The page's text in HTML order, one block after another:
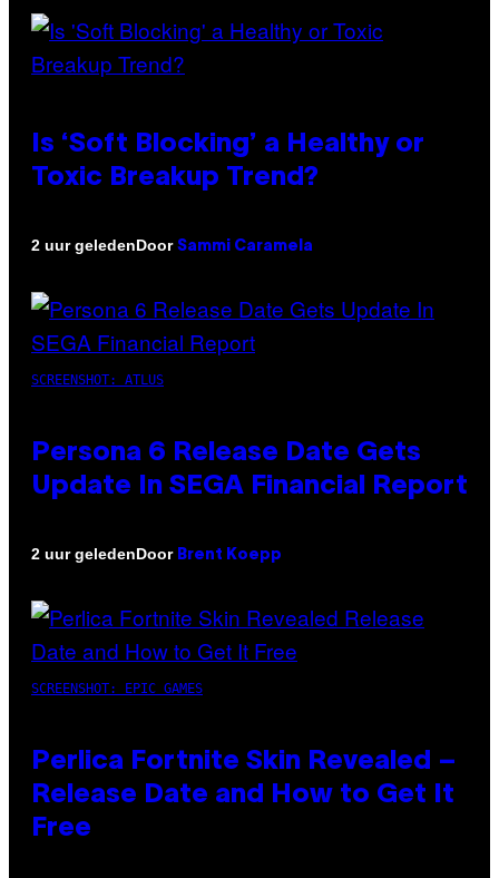
Is ‘Soft Blocking’ a Healthy or
Toxic Breakup Trend?
2 uur geledenDoor Sammi Caramela
SCREENSHOT: ATLUS
Persona 6 Release Date Gets
Update In SEGA Financial Report
2 uur geledenDoor Brent Koepp
SCREENSHOT: EPIC GAMES
Perlica Fortnite Skin Revealed –
Release Date and How to Get It
Free